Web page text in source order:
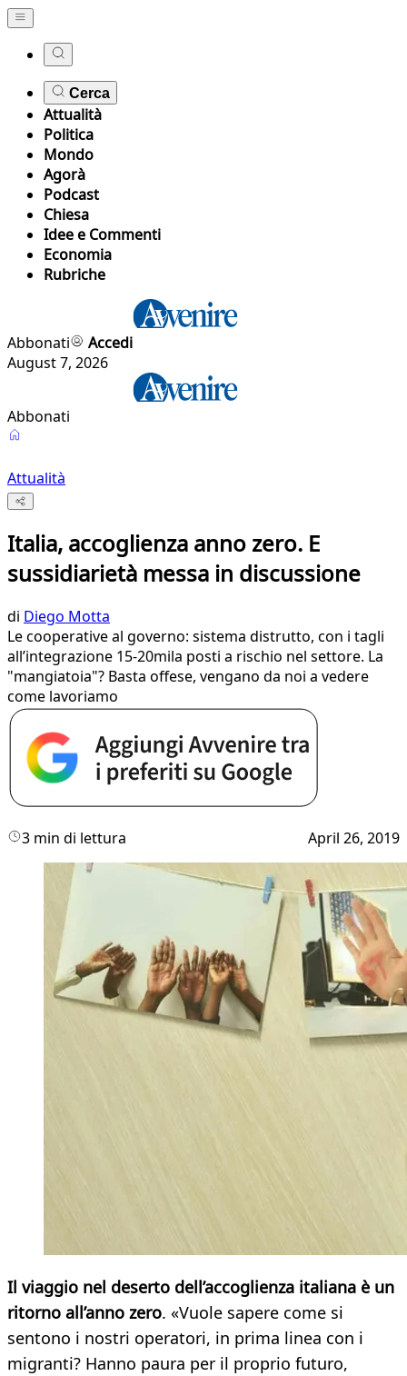
Cerca
Attualità
Politica
Mondo
Agorà
Podcast
Chiesa
Idee e Commenti
Economia
Rubriche
Abbonati
Accedi
August 7, 2026
Abbonati
Attualità
Italia, accoglienza anno zero. E
sussidiarietà messa in discussione
di Diego Motta
Le cooperative al governo: sistema distrutto, con i tagli
all’integrazione 15-20mila posti a rischio nel settore. La
"mangiatoia"? Basta offese, vengano da noi a vedere
come lavoriamo
3 min di lettura April 26, 2019
Il viaggio nel deserto dell’accoglienza italiana è un
ritorno all’anno zero. «Vuole sapere come si
sentono i nostri operatori, in prima linea con i
migranti? Hanno paura per il proprio futuro,